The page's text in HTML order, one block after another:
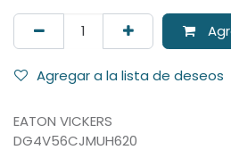
Agregar a la lista de deseos
EATON VICKERS
DG4V56CJMUH620